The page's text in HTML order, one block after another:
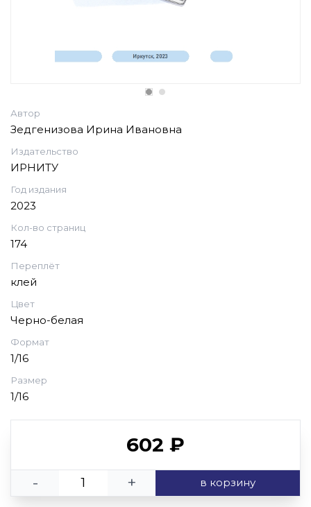
Автор
Зедгенизова Ирина Ивановна
Издательство
ИРНИТУ
Год издания
2023
Кол-во страниц
174
Переплёт
клей
Цвет
Черно-белая
Формат
1/16
Размер
1/16
602 ₽
- + в корзину